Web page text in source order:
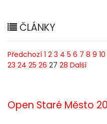
ČLÁNKY
Předchozí 1 2 3 4 5 6 7 8 9 10
23 24 25 26 27 28 Další
Open Staré Město